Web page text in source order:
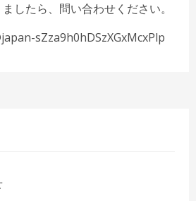
したら、問い合わせください。
sZza9h0hDSzXGxMcxPlp